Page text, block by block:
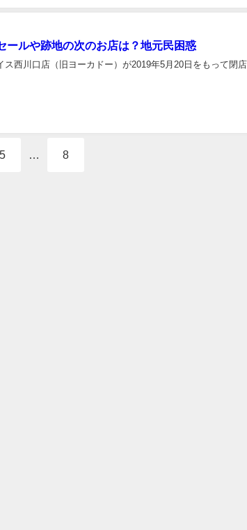
ールや跡地の次のお店は？地元民困惑
ス西川口店（旧ヨーカドー）が2019年5月20日をもって閉店
5 8